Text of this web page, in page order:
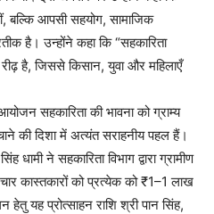
बल्कि आपसी सहयोग, सामाजिक
है। उन्होंने कहा कि “सहकारिता
है, जिससे किसान, युवा और महिलाएँ
सहकारिता की भावना को ग्राम्य
की दिशा में अत्यंत सराहनीय पहल हैं।
ने सहकारिता विभाग द्वारा ग्रामीण
कास्तकारों को प्रत्येक को ₹1–1 लाख
यह प्रोत्साहन राशि श्री पान सिंह,